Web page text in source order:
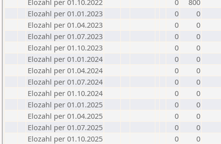
Elozahl per 01.10.2022
0
800
Elozahl per 01.01.2023
0
0
Elozahl per 01.04.2023
0
0
Elozahl per 01.07.2023
0
0
Elozahl per 01.10.2023
0
0
Elozahl per 01.01.2024
0
0
Elozahl per 01.04.2024
0
0
Elozahl per 01.07.2024
0
0
Elozahl per 01.10.2024
0
0
Elozahl per 01.01.2025
0
0
Elozahl per 01.04.2025
0
0
Elozahl per 01.07.2025
0
0
Elozahl per 01.10.2025
0
0